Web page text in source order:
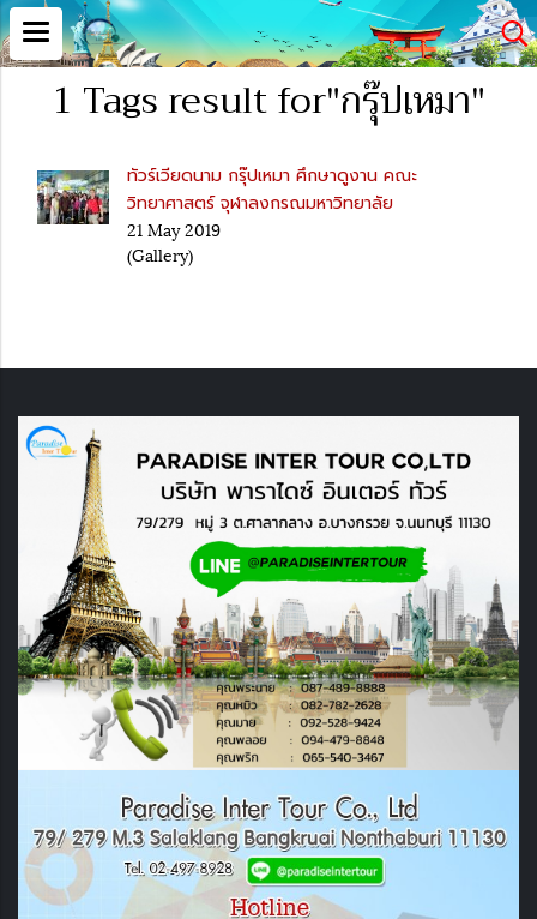
1 Tags result for"กรุ๊ปเหมา"
ทัวร์เวียดนาม กรุ๊ปเหมา ศึกษาดูงาน คณะ
วิทยาศาสตร์ จุฬาลงกรณมหาวิทยาลัย
21 May 2019
(Gallery)